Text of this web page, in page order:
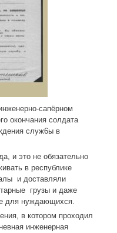
сапёрном
окончания сол­дата
служ6ы в
и это не обязательно
в республике
и доставляли
грузы и даже
для нуждающихся.
в котором проходил
инженерная